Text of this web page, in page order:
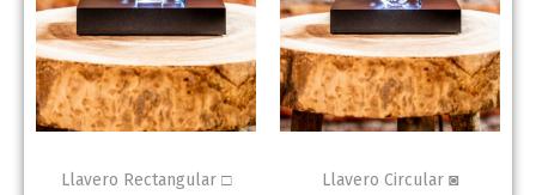
Llavero Rectangular □
Llavero Circular ◙